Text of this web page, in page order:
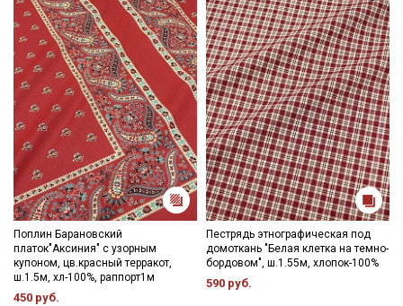
Поплин Барановский
платок"Аксиния" с узорным
купоном, цв.красный терракот,
ш.1.5м, хл-100%, раппорт1м
450 руб.
Пестрядь этнографическая под
домоткань "Белая клетка на темно-
бордовом", ш.1.55м, хлопок-100%
590 руб.